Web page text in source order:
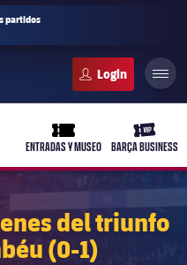
partidos
ticket-full
ENTRADAS Y MUSEO
ticket-
BARÇA BUSINESS
del triunfo
(0-1)